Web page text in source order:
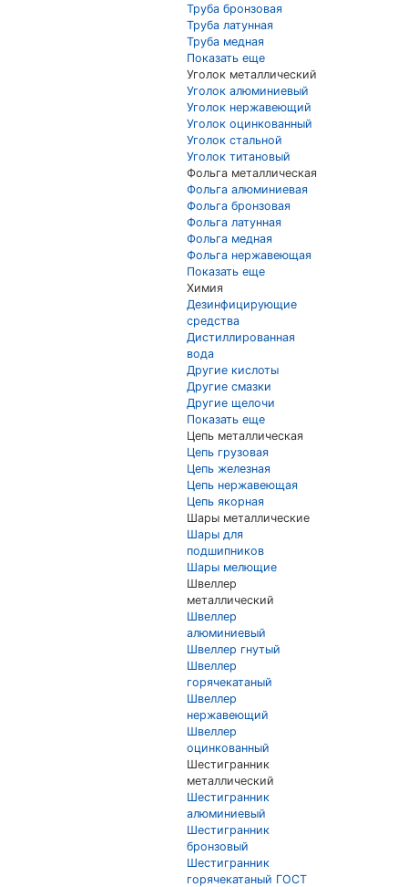
Труба бронзовая
Труба латунная
Труба медная
Показать еще
Уголок металлический
Уголок алюминиевый
Уголок нержавеющий
Уголок оцинкованный
Уголок стальной
Уголок титановый
Фольга металлическая
Фольга алюминиевая
Фольга бронзовая
Фольга латунная
Фольга медная
Фольга нержавеющая
Показать еще
Химия
Дезинфицирующие
средства
Дистиллированная
вода
Другие кислоты
Другие смазки
Другие щелочи
Показать еще
Цепь металлическая
Цепь грузовая
Цепь железная
Цепь нержавеющая
Цепь якорная
Шары металлические
Шары для
подшипников
Шары мелющие
Швеллер
металлический
Швеллер
алюминиевый
Швеллер гнутый
Швеллер
горячекатаный
Швеллер
нержавеющий
Швеллер
оцинкованный
Шестигранник
металлический
Шестигранник
алюминиевый
Шестигранник
бронзовый
Шестигранник
горячекатаный ГОСТ